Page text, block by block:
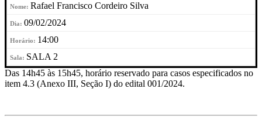
Rafael Francisco Cordeiro Silva
09/02/2024
14:00
SALA 2
Das 14h45 às 15h45, horário reservado para casos especificados no
item 4.3 (Anexo III, Seção I) do edital 001/2024.